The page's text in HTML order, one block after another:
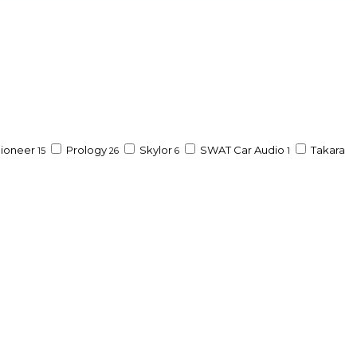
15 Prology 26 Skylor 6 SWAT Car Audio 1 Takara